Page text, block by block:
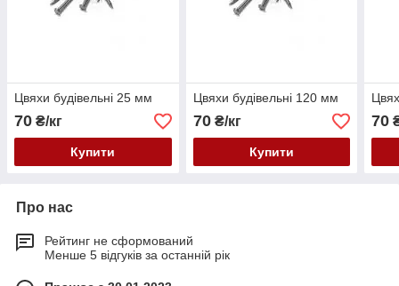
Цвяхи будівельні 25 мм
70 ₴/кг
Купити
Цвяхи будівельні 120 мм
70₴/кг
Купити
70
Про нас
Рейтинг не сформований
Менше 5 відгуків за останній рік